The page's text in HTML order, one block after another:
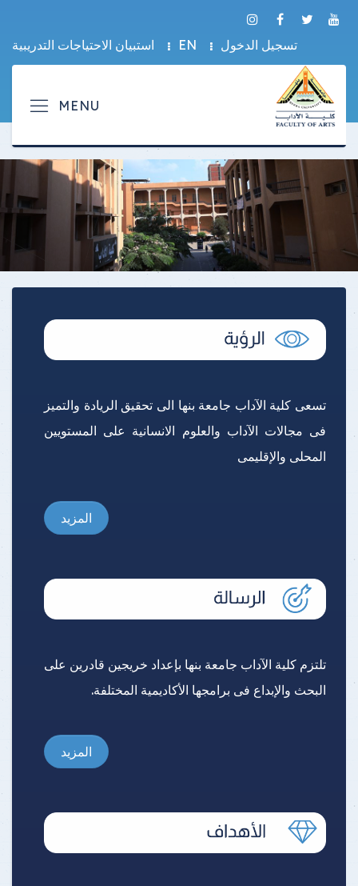
تسجيل الدخول EN استبيان الاحتياجات التدريبية
تسعى كلية الآداب جامعة بنها الى تحقيق الريادة والتميز
فى مجالات الآداب والعلوم الانسانية على المستويين
المحلى والإقليمى
المزيد
تلتزم كلية الآداب جامعة بنها بإعداد خريجين قادرين على
البحث والإبداع فى برامجها الأكاديمية المختلفة.
المزيد